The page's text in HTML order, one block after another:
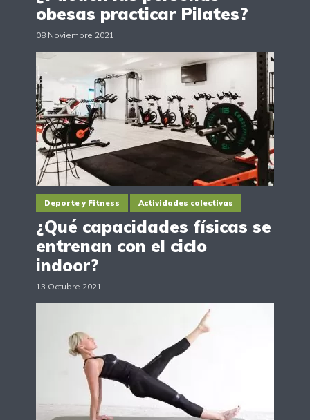
obesas practicar Pilates?
08 Noviembre 2021
Deporte y Fitness Actividades colectivas
¿Qué capacidades físicas se
entrenan con el ciclo
indoor?
13 Octubre 2021